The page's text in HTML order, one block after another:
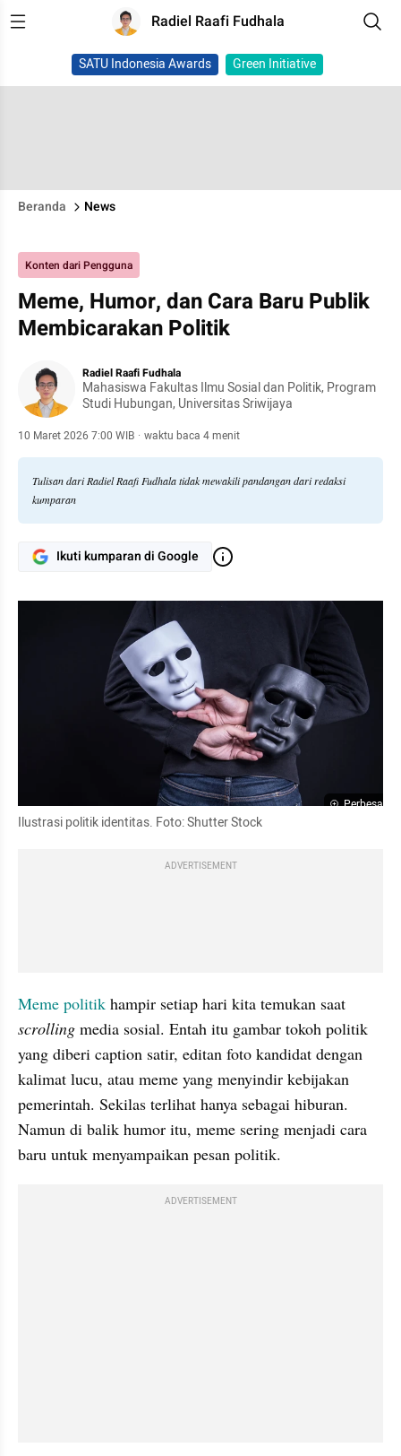
Radiel Raafi Fudhala
SATU Indonesia Awards Green Initiative
Beranda News
Konten dari Pengguna
Meme, Humor, dan Cara Baru Publik
Membicarakan Politik
Radiel Raafi Fudhala
Mahasiswa Fakultas Ilmu Sosial dan Politik, Program
Studi Hubungan, Universitas Sriwijaya
10 Maret 2026 7:00 WIB · waktu baca 4 menit
Tulisan dari Radiel Raafi Fudhala tidak mewakili pandangan dari redaksi
kumparan
Ikuti kumparan di Google
Perbesar
Ilustrasi politik identitas. Foto: Shutter Stock
ADVERTISEMENT
Meme politik
scrolling media sosial. Entah itu gambar tokoh politik
yang diberi caption satir, editan foto kandidat dengan
kalimat lucu, atau meme yang menyindir kebijakan
pemerintah. Sekilas terlihat hanya sebagai hiburan.
Namun di balik humor itu, meme sering menjadi cara
baru untuk menyampaikan pesan politik.
ADVERTISEMENT